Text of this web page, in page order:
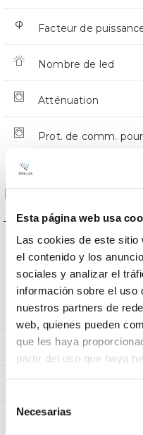
Esta página web usa
Las cookies de este sitio
el contenido y los
sociales y analizar el
información sobre el uso
nuestros partners de
web, quienes pueden
que les haya
partir del uso que haya
Necesarias
Facteur de
Nombre de led
Atténuation
Prot. de comm.
Dimensions et
L’assemblée
Résistance au vent
Dimensions
Position de